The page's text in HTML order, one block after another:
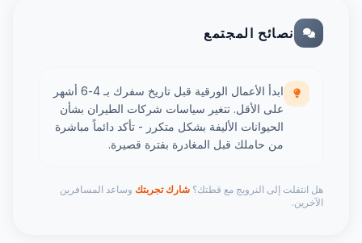
نصائح المجتمع
ابدأ الأعمال الورقية قبل تاريخ سفرك بـ 4-6 أشهر
على الأقل. تتغير سياسات شركات الطيران بشأن
الحيوانات الأليفة بشكل متكرر - تأكد دائماً مباشرة
من حاملك قبل المغادرة بفترة قصيرة.
هل انتقلت إلى النرويج مع قطتك؟ شارك تجربتك وساعد المسافرين
الآخرين.